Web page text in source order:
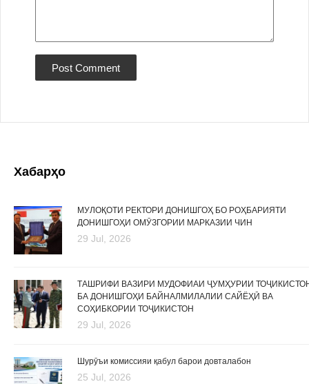
Хабарҳо
МУЛОҚОТИ РЕКТОРИ ДОНИШГОҲ БО РОҲБАРИЯТИ
ДОНИШГОҲИ ОМӮЗГОРИИ МАРКАЗИИ ЧИН
29 Jul, 2026
ТАШРИФИ ВАЗИРИ МУДОФИАИ ҶУМҲУРИИ
БА ДОНИШГОҲИ БАЙНАЛМИЛАЛИИ САЙЁҲӢ ВА
СОҲИБКОРИИ ТОҶИКИСТОН
29 Jul, 2026
Шурӯъи комиссияи қабул барои довталабон
25 Jul, 2026